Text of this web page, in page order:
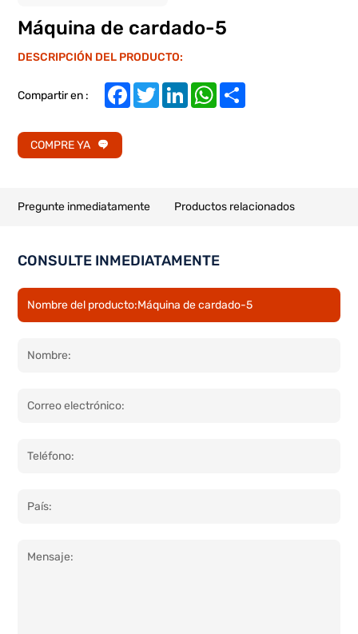
Máquina de cardado-5
DESCRIPCIÓN DEL PRODUCTO:
Compartir en : FacebookTwitterLinkedInWhatsApp
COMPRE YA
Pregunte inmediatamente Productos relacionados
CONSULTE INMEDIATAMENTE